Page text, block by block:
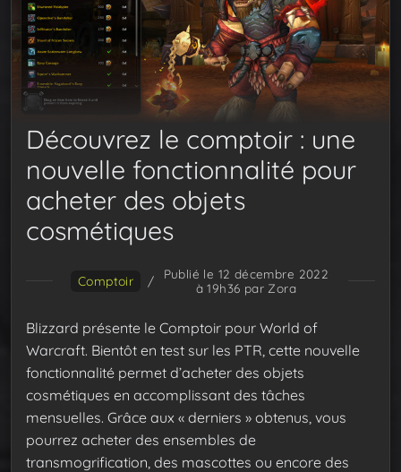
Découvrez le comptoir : une
nouvelle fonctionnalité pour
acheter des objets
cosmétiques
Comptoir /
Publié le 12 décembre 2022
à 19h36 par Zora
Blizzard présente le Comptoir pour World of
Warcraft. Bientôt en test sur les PTR, cette nouvelle
fonctionnalité permet d’acheter des objets
cosmétiques en accomplissant des tâches
mensuelles. Grâce aux « derniers » obtenus, vous
pourrez acheter des ensembles de
transmogrification, des mascottes ou encore des